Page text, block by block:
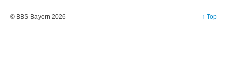
↑ Top
© BBS-Bayern 2026